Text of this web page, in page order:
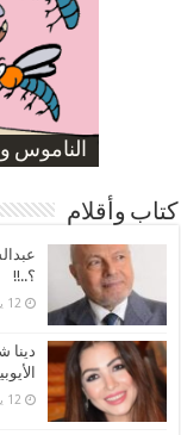
الناموس
الموظفين
ارتفاع
صورة
صورة
كتاب وأقلام
؟..!!
12 يناير، 2026
12 يناير، 2026